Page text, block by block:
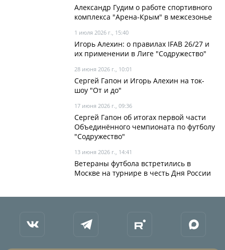
Александр Гудим о работе спортивного
комплекса "Арена-Крым" в межсезонье
1 июля 2026 г., 15:40
Игорь Алехин: о правилах IFAB 26/27 и
их применении в Лиге "Содружество"
28 июня 2026 г., 10:01
Сергей Гапон и Игорь Алехин на ток-
шоу "От и до"
17 июня 2026 г., 09:36
Сергей Гапон об итогах первой части
Объединённого чемпионата по футболу
"Содружество"
13 июня 2026 г., 14:41
Ветераны футбола встретились в
Москве на турнире в честь Дня России